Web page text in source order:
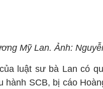
Mỹ Lan. Ảnh:
luật sư bà Lan có
hành SCB, bị cáo